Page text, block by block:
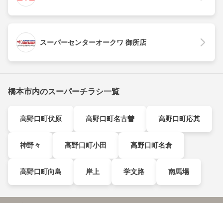
スーパーセンターオークワ 御所店
橋本市内のスーパーチラシ一覧
高野口町伏原 高野口町名古曽 高野口町応其
神野々 高野口町小田 高野口町名倉
高野口町向島 岸上 学文路 南馬場